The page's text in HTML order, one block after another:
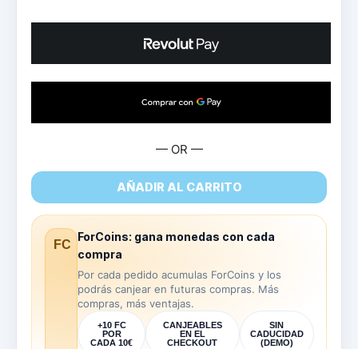
— OR —
AÑADIR AL CARRITO
FC
ForCoins: gana monedas con cada
compra
Por cada pedido acumulas ForCoins y los
podrás canjear en futuras compras. Más
compras, más ventajas.
+10 FC
POR
CADA 10€
CANJEABLES
EN EL
CHECKOUT
SIN
CADUCIDAD
(DEMO)